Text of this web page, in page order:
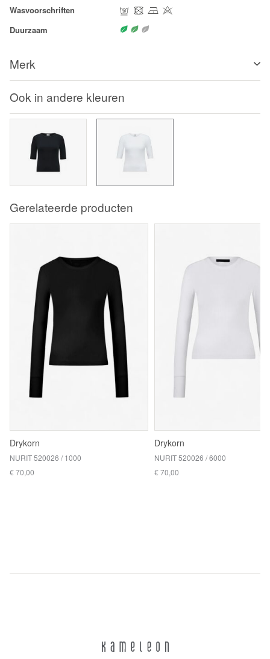
Wasvoorschriften
Duurzaam
Merk
Ook in andere kleuren
Gerelateerde producten
Drykorn
NURIT 520026 / 1000
€ 70,00
Drykorn
NURIT 520026 / 6000
€ 70,00